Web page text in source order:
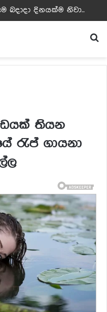
අධිපති..- PHOTOS
තියන
රැප් ගායනා